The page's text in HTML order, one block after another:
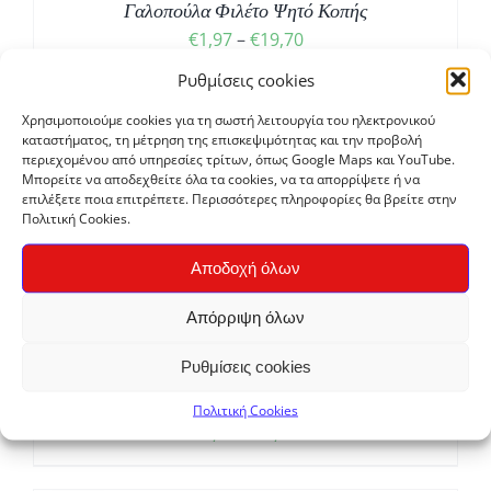
Ρυθμίσεις cookies
Χρησιμοποιούμε cookies για τη σωστή λειτουργία του ηλεκτρονικού
καταστήματος, τη μέτρηση της επισκεψιμότητας και την προβολή
περιεχομένου από υπηρεσίες τρίτων, όπως Google Maps και YouTube.
Μπορείτε να αποδεχθείτε όλα τα cookies, να τα απορρίψετε ή να
επιλέξετε ποια επιτρέπετε. Περισσότερες πληροφορίες θα βρείτε στην
Πολιτική Cookies.
Αποδοχή όλων
Απόρριψη όλων
Ρυθμίσεις cookies
Πολιτική Cookies
Γαλοπούλα Φιλέτο Ψητό Κοπής
€1,97 – €19,70Price
through
€19,70
Ρεβίθια